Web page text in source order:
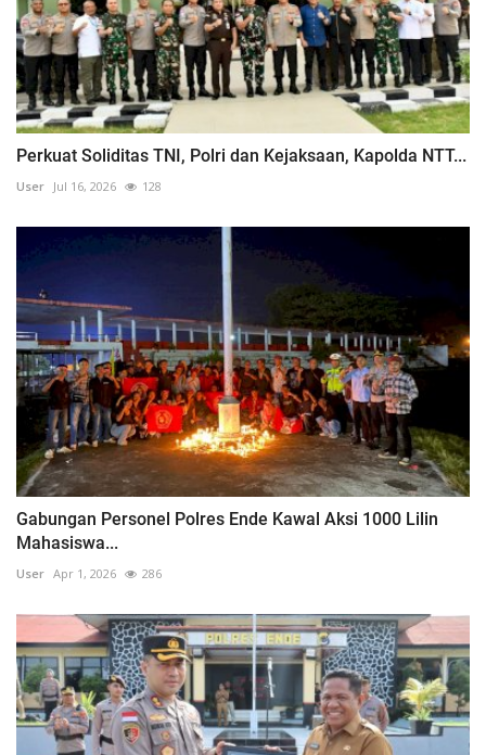
Perkuat Soliditas TNI, Polri dan Kejaksaan, Kapolda NTT...
User Jul 16, 2026 128
Gabungan Personel Polres Ende Kawal Aksi 1000 Lilin
Mahasiswa...
User Apr 1, 2026 286